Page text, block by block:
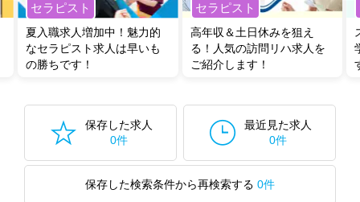
セラピスト
夏入職求人増加中！魅力的
なセラピスト求人は早いも
の勝ちです！
セラピスト
高年収＆土日休みを狙え
る！人気の訪問リハ求人を
ご紹介します！
保存した求人
0件
最近見た求人
0件
保存した検索条件から再検索する 0件